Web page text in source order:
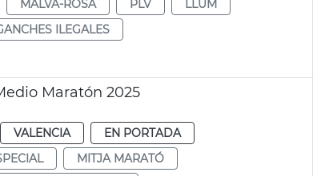
MALVA-ROSA PLV
LLUM
ILEGALES
Maratón 2025
VALENCIA
EN PORTADA
MITJA MARATÓ